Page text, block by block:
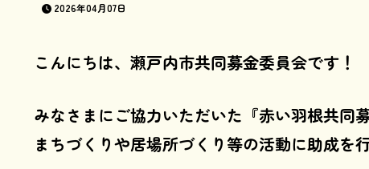
2026年04月07日
こんにちは、瀬戸内市共同募金委員会です！
みなさまにご協力いただいた『赤い羽根共同
まちづくりや居場所づくり等の活動に助成を